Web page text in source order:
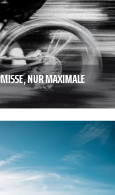
NUR MAXIMALE